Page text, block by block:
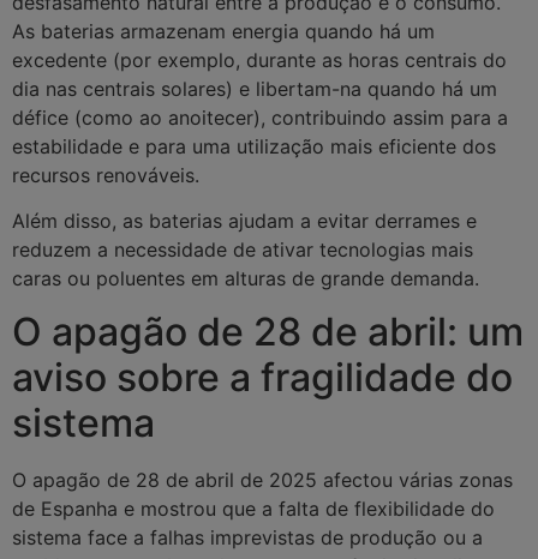
As baterias armazenam energia quando há um
excedente (por exemplo, durante as horas centrais do
dia nas centrais solares) e libertam-na quando há um
défice (como ao anoitecer), contribuindo assim para a
estabilidade e para uma utilização mais eficiente dos
recursos renováveis.
Além disso, as baterias ajudam a evitar derrames e
reduzem a necessidade de ativar tecnologias mais
caras ou poluentes em alturas de grande demanda.
O apagão de 28 de abril: um
aviso sobre a fragilidade do
sistema
O apagão de 28 de abril de 2025 afectou várias zonas
de Espanha e mostrou que a falta de flexibilidade do
sistema face a falhas imprevistas de produção ou a